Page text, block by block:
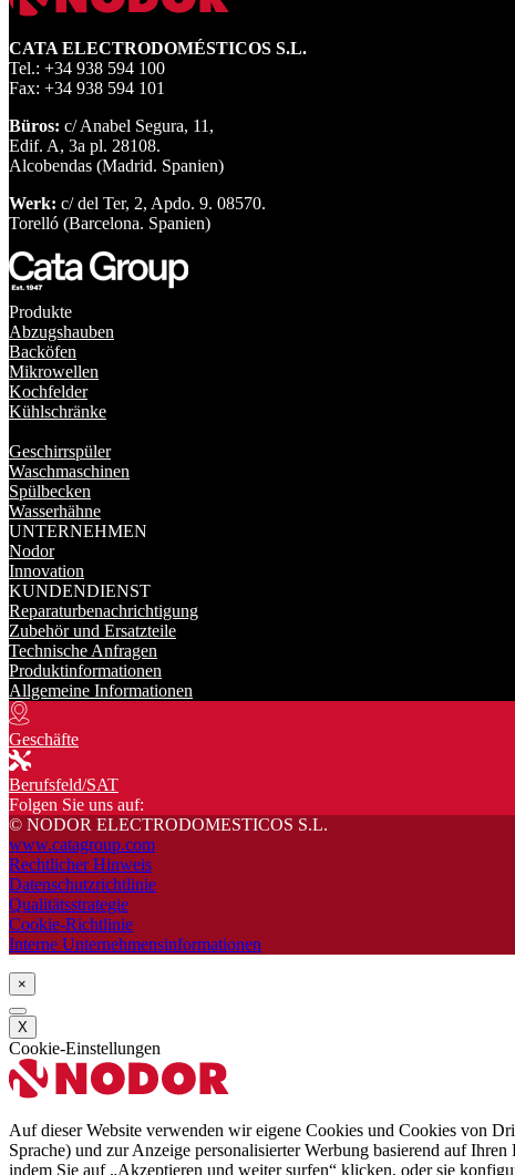
CATA ELECTRODOMÉSTICOS S.L.
Tel.: +34 938 594 100
Fax: +34 938 594 101
Büros: c/ Anabel Segura, 11,
Edif. A, 3a pl. 28108.
Alcobendas (Madrid. Spanien)
Werk: c/ del Ter, 2, Apdo. 9. 08570.
Torelló (Barcelona. Spanien)
Produkte
Abzugshauben
Backöfen
Mikrowellen
Kochfelder
Kühlschränke
Geschirrspüler
Waschmaschinen
Spülbecken
Wasserhähne
UNTERNEHMEN
Nodor
Innovation
KUNDENDIENST
Reparaturbenachrichtigung
Zubehör und Ersatzteile
Technische Anfragen
Produktinformationen
Allgemeine Informationen
Geschäfte
Berufsfeld/SAT
Folgen Sie uns auf:
© NODOR ELECTRODOMESTICOS S.L.
www.catagroup.com
Rechtlicher Hinweis
Datenschutzrichtlinie
Qualitätsstrategie
Cookie-Richtlinie
Interne Unternehmensinformationen
×
X
Cookie-Einstellungen
Auf dieser Website verwenden wir eigene Cookies und Cookies von
Sprache) und zur Anzeige personalisierter Werbung basierend auf
indem Sie auf „Akzeptieren und weiter surfen“ klicken, oder sie